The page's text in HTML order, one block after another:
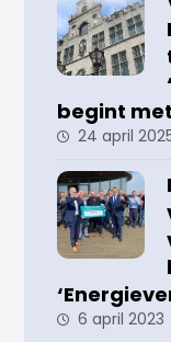
begint
24 april
6 april 2023